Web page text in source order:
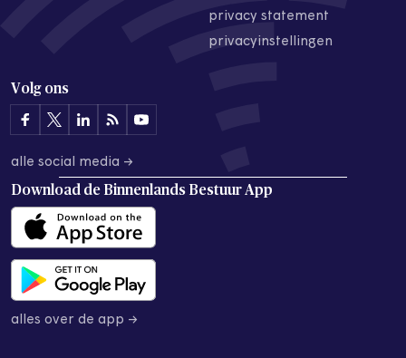
privacy statement
privacyinstellingen
Volg ons
alle social media →
Download de Binnenlands Bestuur App
alles over de app →